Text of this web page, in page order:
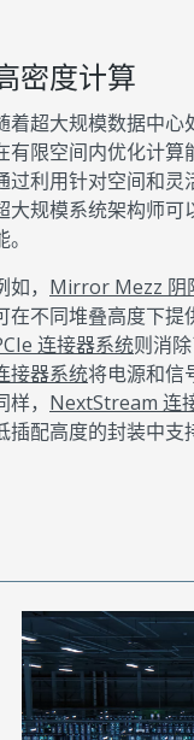
密度计算
着超大规模数据中心
有限空间内优化计算
过利用针对空间和灵
大规模系统架构师可
。
如， Mirror Mezz 阴
在不同堆叠高度下提
连接器系统则消
接器系统将电源和信
样， NextStream 连
插配高度的封装中支